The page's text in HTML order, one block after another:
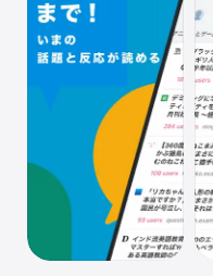
Watch
TV